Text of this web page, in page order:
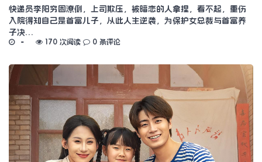
快递员李阳穷困潦倒，上司欺压，被暗恋的人拿捏，看不起，重伤
入院得知自己是首富儿子，从此人生逆袭，为保护女总裁与首富养
子决…
170 次阅读 0 条评论